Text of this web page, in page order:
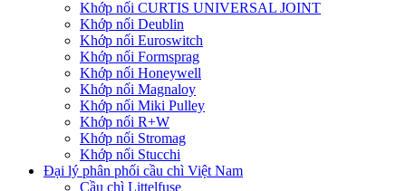
Khớp nối CURTIS UNIVERSAL JOINT
Khớp nối Deublin
Khớp nối Euroswitch
Khớp nối Formsprag
Khớp nối Honeywell
Khớp nối Magnaloy
Khớp nối Miki Pulley
Khớp nối R+W
Khớp nối Stromag
Khớp nối Stucchi
Đại lý phân phối cầu chì Việt Nam
Cầu chì Littelfuse